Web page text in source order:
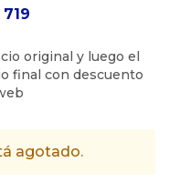
719
agotado.